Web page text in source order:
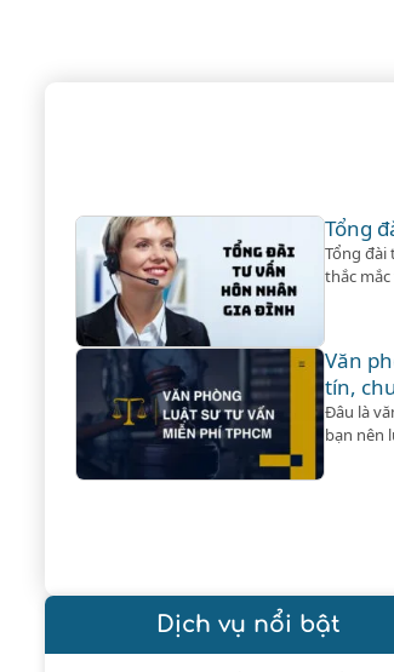
Tổng
Tổng đài
thắc
Văn
tín,
Đâu là
bạn nên
Dịch vụ nổi bật